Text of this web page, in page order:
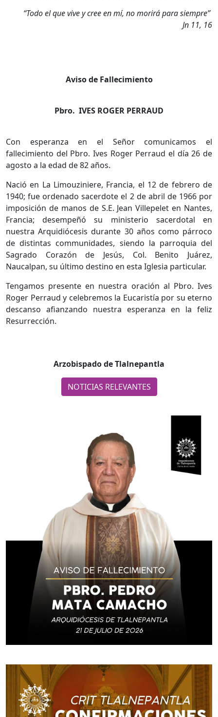
“Todo el que vive y cree en mí, no morirá para siempre”
Jn 11, 16
Aviso de Fallecimiento
Pbro. IVES ROGER PERRAUD
Con esperanza en el Señor comunicamos el
fallecimiento del Pbro. Ives Roger Perraud el día 26 de
agosto a la edad de 82 años.
Nació en La Limouziniere, Francia, el 12 de febrero de
1940; fue ordenado sacerdote el 2 de abril de 1966 por
imposición de manos de S.E. Jean Villepelet en Nantes,
Francia; desempeñó su ministerio sacerdotal en
nuestra Arquidiócesis durante 30 años como párroco
de distintas communidades, siendo la parroquia del
Sagrado Corazón de Jesús, Col. Benito Juárez,
Naucalpan, su último destino en esta Iglesia particular.
Tengamos presente en nuestra oración al Pbro. Ives
Roger Perraud y celebremos la Eucaristía por su eterno
descanso afianzando nuestra esperanza en la feliz
Resurrección.
Arzobispado de Tlalnepantla
NOTICIAS RELEVANTES